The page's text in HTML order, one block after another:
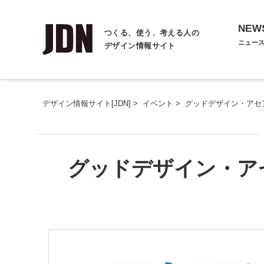
つくる、使う、考える人の
デザイン情報サイト
ニュー
デザイン情報サイト[JDN] > イベント > グッドデザイン・ア
グッドデザイン・